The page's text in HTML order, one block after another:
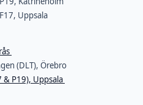
Uppsala
(DLT), Örebro
& P19), Uppsala